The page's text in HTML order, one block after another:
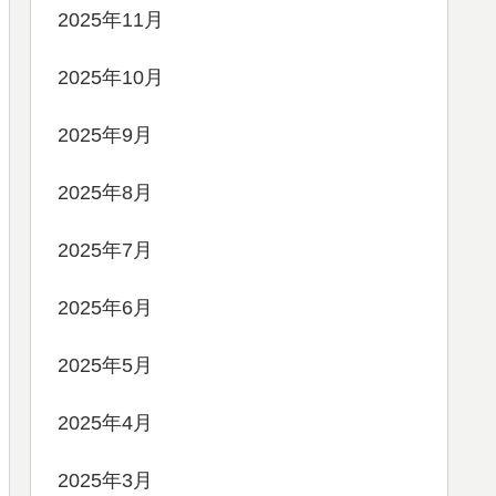
2025年11月
2025年10月
2025年9月
2025年8月
2025年7月
2025年6月
2025年5月
2025年4月
2025年3月